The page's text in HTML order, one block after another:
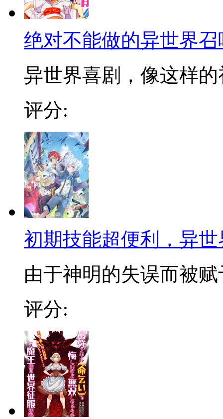
绝对不能做的异世界召
异世界喜剧，像这样
评分:
初期技能超便利，异
由于神明的失误而被
评分: